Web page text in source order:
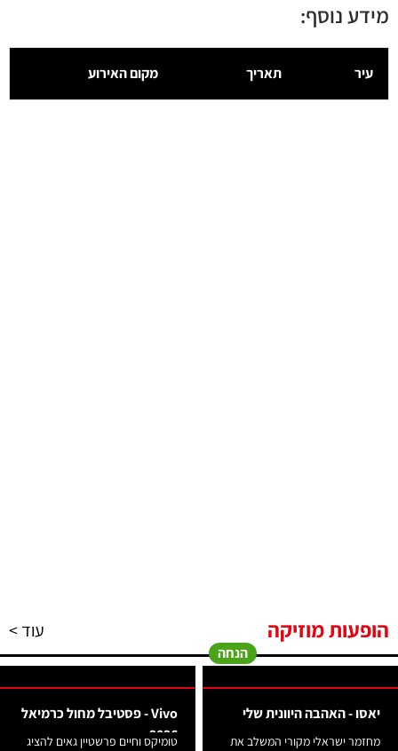
מידע נוסף:
עיר תאריך מקום האירוע
הופעות מוזיקה עוד >
הנחה
יאסו - האהבה היוונית שלי
מחזמר ישראלי מקורי המשלב את
Vivo - פסטיבל מחול כרמיאל
2026
טומיקס וחיים פרשטיין גאים להציג